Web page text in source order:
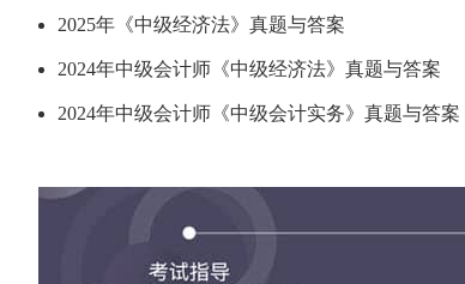
2025年《中级经济法》真题与答案
2024年中级会计师《中级经济法》真题与答案
2024年中级会计师《中级会计实务》真题与答案